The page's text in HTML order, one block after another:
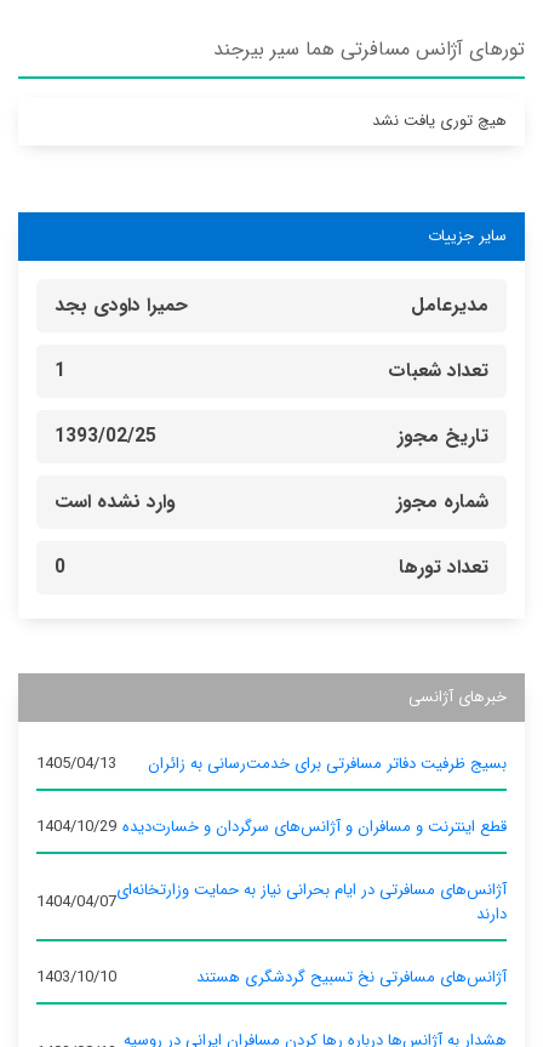
تورهای آژانس مسافرتی هما سير بيرجند
هیچ توری یافت نشد
سایر جزییات
مدیرعامل حمیرا داودی بجد
تعداد شعبات 1
تاریخ مجوز 1393/02/25
شماره مجوز وارد نشده است
تعداد تورها 0
خبرهای آژانسی
بسیج ظرفیت دفاتر مسافرتی برای خدمت‌رسانی به زائران 1405/04/13
قطع اینترنت و مسافران و آژانس‌های سرگردان و خسارت‌دیده 1404/10/29
آژانس‌های مسافرتی در ایام بحرانی نیاز به حمایت وزارتخانه‌ای
دارند
1404/04/07
آژانس‌های مسافرتی نخ تسبیح گردشگری هستند 1403/10/10
هشدار به آژانس‌ها درباره رها کردن مسافران ایرانی در روسیه